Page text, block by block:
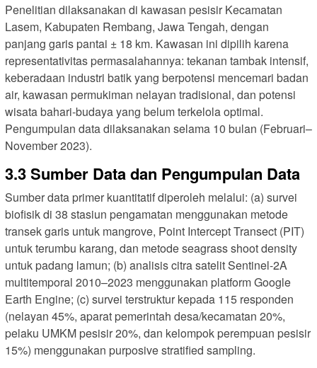
Penelitian dilaksanakan di kawasan pesisir Kecamatan
Lasem, Kabupaten Rembang, Jawa Tengah, dengan
panjang garis pantai ± 18 km. Kawasan ini dipilih karena
representativitas permasalahannya: tekanan tambak intensif,
keberadaan industri batik yang berpotensi mencemari badan
air, kawasan permukiman nelayan tradisional, dan potensi
wisata bahari-budaya yang belum terkelola optimal.
Pengumpulan data dilaksanakan selama 10 bulan (Februari–
November 2023).
3.3 Sumber Data dan Pengumpulan Data
Sumber data primer kuantitatif diperoleh melalui: (a) survei
biofisik di 38 stasiun pengamatan menggunakan metode
transek garis untuk mangrove, Point Intercept Transect (PIT)
untuk terumbu karang, dan metode seagrass shoot density
untuk padang lamun; (b) analisis citra satelit Sentinel-2A
multitemporal 2010–2023 menggunakan platform Google
Earth Engine; (c) survei terstruktur kepada 115 responden
(nelayan 45%, aparat pemerintah desa/kecamatan 20%,
pelaku UMKM pesisir 20%, dan kelompok perempuan pesisir
15%) menggunakan purposive stratified sampling.